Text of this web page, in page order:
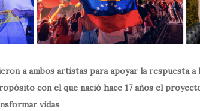
a ambos artistas para apoyar la respuesta a
con el que nació hace 17 años el
vidas